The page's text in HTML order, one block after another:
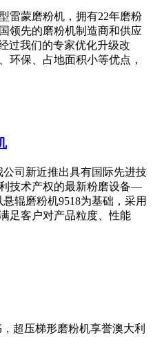
雷蒙磨粉机，拥有22年磨粉
领先的磨粉机制造商和供应
过我们的专家优化升级改
环保、占地面积小等优点，
司新近推出具有国际先进技
技术产权的最新粉磨设备—
辊磨粉机9518为基础，采用
足客户对产品粒度、性能
超压梯形磨粉机享誉澳大利